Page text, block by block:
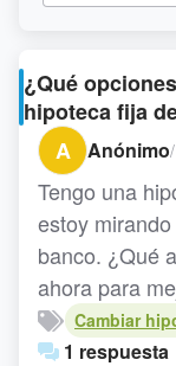
¿Qué
hipoteca fija
A
Anónimo/
Tengo una
estoy
banco. ¿Qué
ahora para
Cambiar
1 respuesta